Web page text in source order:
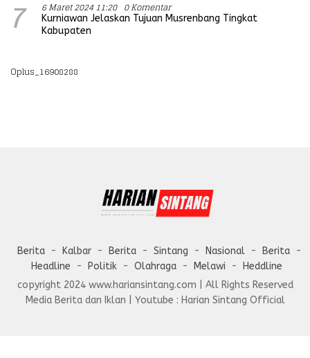
7 6 Maret 2024 11:20 0 Komentar
Kurniawan Jelaskan Tujuan Musrenbang Tingkat
Kabupaten
Oplus_16908288
Berita Kalbar Berita Sintang Nasional
Berita
Headline
Politik Olahraga Melawi
Heddline
copyright 2024 www.hariansintang.com | All Rights Reserved
Media Berita dan Iklan | Youtube : Harian Sintang Official